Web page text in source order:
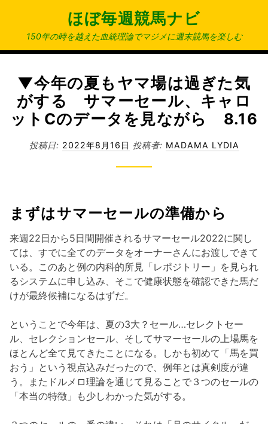
ン
ほぼ毎週競馬ナビ
150年の時を越えた血統理論でマジメに週末競馬を楽しむ
▼今年の夏もヤマ場は過ぎた気
がする サマーセール、キャロ
ットCのデータを見ながら 8.16
投稿日: 2022年8月16日 投稿者: MADAMA LYDIA
まずはサマーセールの準備から
来週22日から5日間開催されるサマーセール2022に関し
ては、すでに全てのデータをオーナーさんにお渡しできて
いる。このあと例の内科的所見「レポジトリー」を見られ
るシステムに申し込み、そこで健康状態を確認できた馬だ
けが最終候補になるはずだ。
ということで今年は、夏の3大？セール…セレクトセー
ル、セレクションセール、そしてサマーセールの上場馬を
ほとんど全て見てきたことになる。しかも初めて「馬を買
おう」という視点込みだったので、例年とは真剣度が違
う。またドルメロ理論を通じて見ることで３つのセールの
「本当の特徴」も少しわかった気がする。